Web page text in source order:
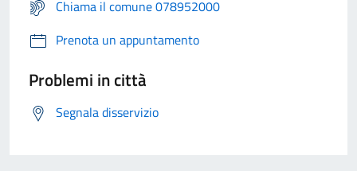
Chiama il comune 078952000
Prenota un appuntamento
Problemi in città
Segnala disservizio